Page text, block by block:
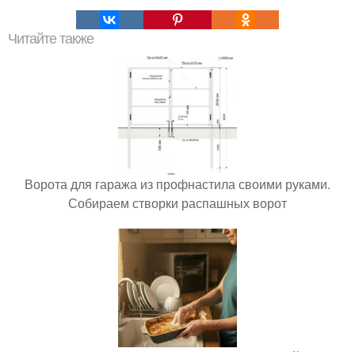
Читайте также
Ворота для гаража из профнастила своими руками.
Собираем створки распашных ворот